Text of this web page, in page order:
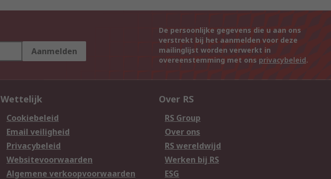
Aanmelden
De persoonlijke gegevens die u aan ons
verstrekt bij het aanmelden voor deze
mailinglijst worden verwerkt in
overeenstemming met ons privacybeleid.
Wettelijk
Cookiebeleid
Email veiligheid
Privacybeleid
Websitevoorwaarden
Algemene verkoopvoorwaarden
Over RS
RS Group
Over ons
RS wereldwijd
Werken bij RS
ESG